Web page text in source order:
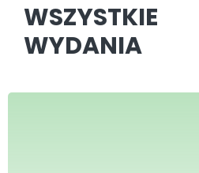
WSZYSTKIE
WYDANIA